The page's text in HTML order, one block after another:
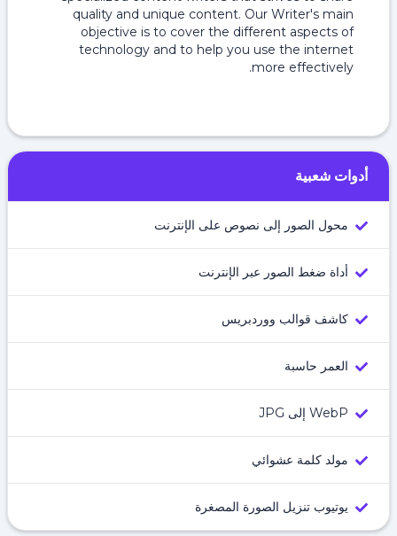
quality and unique content. Our Writer's main
objective is to cover the different aspects of
technology and to help you use the internet
more effectively.
أدوات شعبية
محول الصور إلى نصوص على الإنترنت
أداة ضغط الصور عبر الإنترنت
كاشف قوالب ووردبريس
العمر حاسبة
WebP إلى JPG
مولد كلمة عشوائي
يوتيوب تنزيل الصورة المصغرة